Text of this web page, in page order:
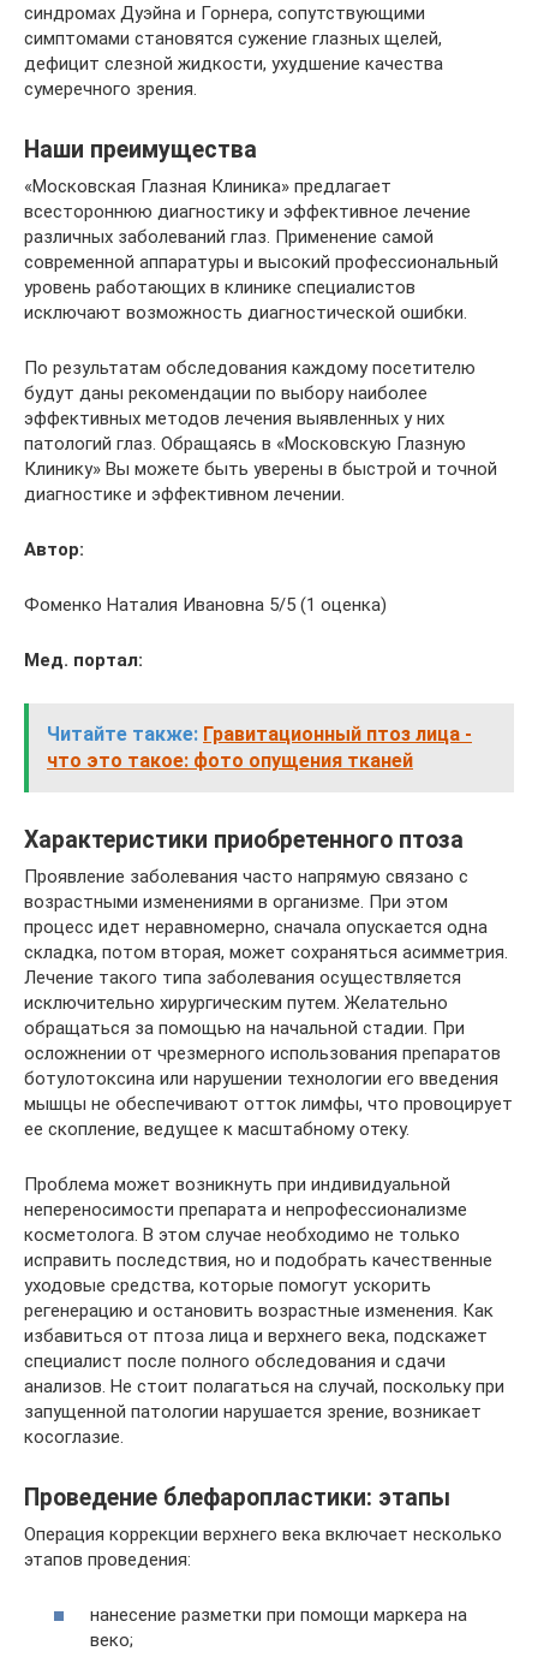
синдромах Дуэйна и Горнера, сопутствующими
симптомами становятся сужение глазных щелей,
дефицит слезной жидкости, ухудшение качества
сумеречного зрения.
Наши преимущества
«Московская Глазная Клиника» предлагает
всестороннюю диагностику и эффективное лечение
различных заболеваний глаз. Применение самой
современной аппаратуры и высокий профессиональный
уровень работающих в клинике специалистов
исключают возможность диагностической ошибки.
По результатам обследования каждому посетителю
будут даны рекомендации по выбору наиболее
эффективных методов лечения выявленных у них
патологий глаз. Обращаясь в «Московскую Глазную
Клинику» Вы можете быть уверены в быстрой и точной
диагностике и эффективном лечении.
Автор:
Фоменко Наталия Ивановна 5/5 (1 оценка)
Мед. портал:
Читайте также: Гравитационный птоз лица -
что это такое: фото опущения тканей
Характеристики приобретенного птоза
Проявление заболевания часто напрямую связано с
возрастными изменениями в организме. При этом
процесс идет неравномерно, сначала опускается одна
складка, потом вторая, может сохраняться асимметрия.
Лечение такого типа заболевания осуществляется
исключительно хирургическим путем. Желательно
обращаться за помощью на начальной стадии. При
осложнении от чрезмерного использования препаратов
ботулотоксина или нарушении технологии его введения
мышцы не обеспечивают отток лимфы, что провоцирует
ее скопление, ведущее к масштабному отеку.
Проблема может возникнуть при индивидуальной
непереносимости препарата и непрофессионализме
косметолога. В этом случае необходимо не только
исправить последствия, но и подобрать качественные
уходовые средства, которые помогут ускорить
регенерацию и остановить возрастные изменения. Как
избавиться от птоза лица и верхнего века, подскажет
специалист после полного обследования и сдачи
анализов. Не стоит полагаться на случай, поскольку при
запущенной патологии нарушается зрение, возникает
косоглазие.
Проведение блефаропластики: этапы
Операция коррекции верхнего века включает несколько
этапов проведения:
нанесение разметки при помощи маркера на
веко;